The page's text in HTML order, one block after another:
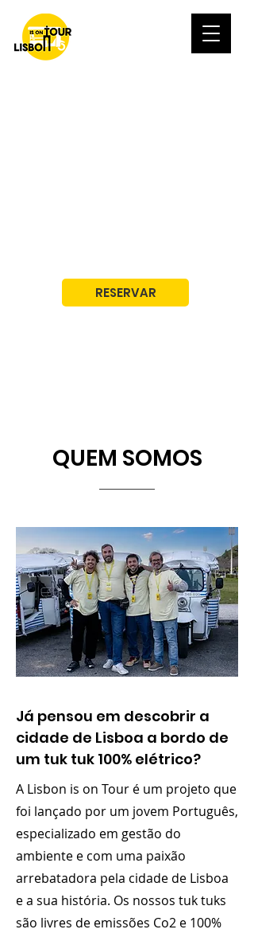
RESERVAR
QUEM SOMOS
Já pensou em descobrir a
cidade de Lisboa a bordo de
um tuk tuk 100% elétrico?
A Lisbon is on Tour é um projeto que
foi lançado por um jovem Português,
especializado em gestão do
ambiente e com uma paixão
arrebatadora pela cidade de Lisboa
e a sua história. Os nossos tuk tuks
são livres de emissões Co2 e 100%